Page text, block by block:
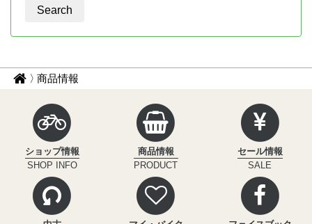
パ
ナ
サ
ク
ル
イ
ン
フ
ィ
ニ
商品情報
ショップ情報
SHOP INFO
商品情報
PRODUCT
セール情報
SALE